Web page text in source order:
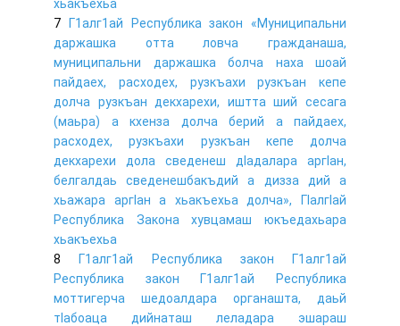
хьакъехьа
7
Г1алг1ай Республика закон «Муниципальни
даржашка отта ловча гражданаша,
муниципальни даржашка болча наха шоай
пайдаех, расходех, рузкъахи рузкъан кепе
долча рузкъан декхарехи, иштта ший сесага
(маьра) а кхенза долча берий а пайдаех,
расходех, рузкъахи рузкъан кепе долча
декхарехи дола сведенеш дIадалара аргIан,
белгалдаь сведенешбакъдий а дизза дий а
хьажара аргIан а хьакъехьа долча», ГIалгIай
Республика Закона хувцамаш юкъедахьара
хьакъехьа
8
Г1алг1ай Республика закон Г1алг1ай
Республика закон Г1алг1ай Республика
моттигерча шедоалдара органашта, даьй
тIабоаца дийнаташ леладара эшараш